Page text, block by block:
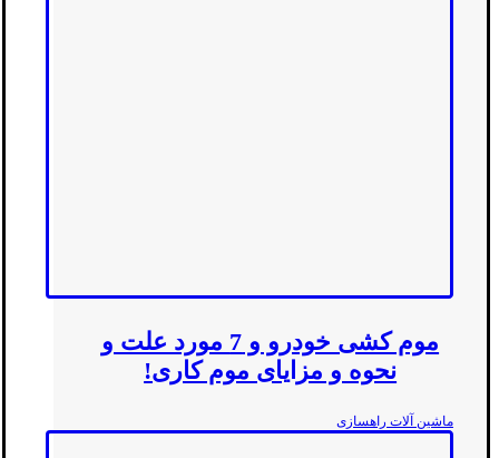
موم کشی خودرو و 7 مورد علت و
نحوه و مزایای موم کاری!
ماشین آلات راهسازی